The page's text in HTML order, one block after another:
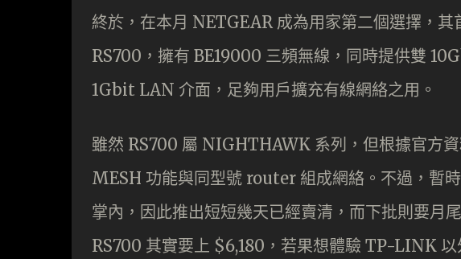
終於，在本月 NETGEAR 成為用家第二個選擇，
RS700，擁有 BE19000 三頻無線，同時提供雙
1Gbit LAN 介面，足夠用戶擴充有線網絡之用。
雖然 RS700 屬 NIGHTHAWK 系列，但根據官方
MESH 功能與同型號 router 組成網絡。不過，暫
掌內，因此推出短短幾天已經賣清，而下批則要月
RS700 其實要上 $6,180，若果想體驗 TP-LINK